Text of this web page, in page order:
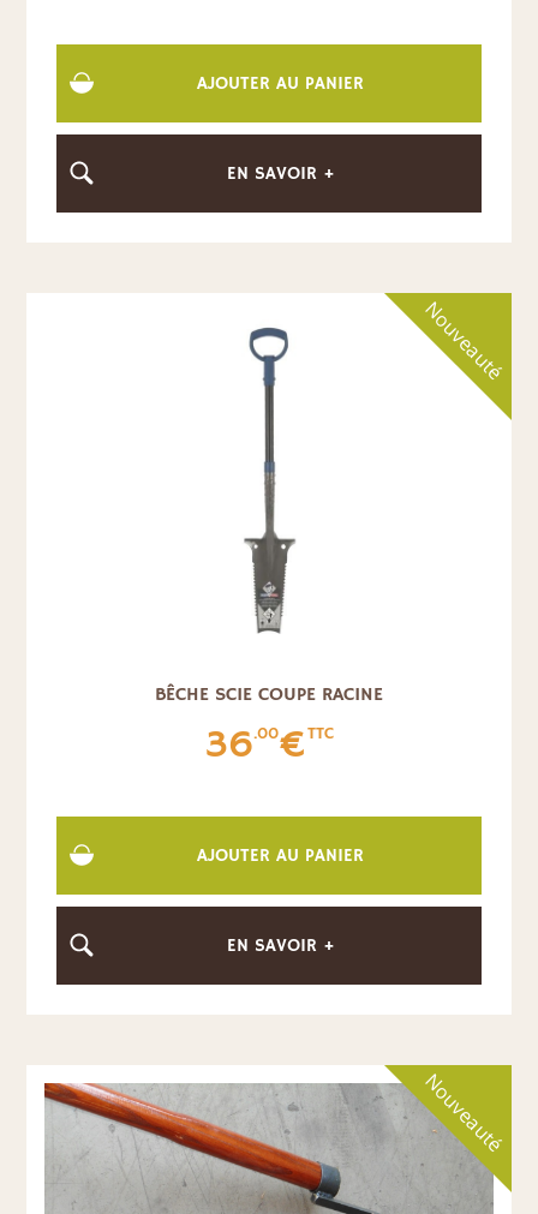
AJOUTER AU PANIER
EN SAVOIR +
Nouveauté
BÊCHE SCIE COUPE RACINE
36.00€TTC
AJOUTER AU PANIER
EN SAVOIR +
Nouveauté